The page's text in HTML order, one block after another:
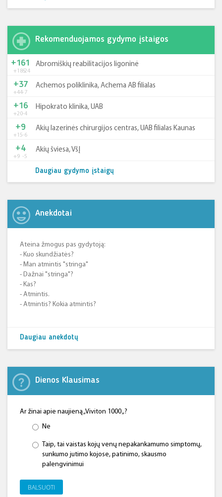
Rekomenduojamos gydymo įstaigos
+185-24
+161 Abromiškių reabilitacijos ligoninė
+44-7
+37 Achemos poliklinika, Achema AB filialas
+20-4
+16 Hipokrato klinika, UAB
+15-6
+9 Akių lazerinės chirurgijos centras, UAB filialas Kaunas
+9 -5
+4 Akių šviesa, VšĮ
Daugiau gydymo įstaigų
Anekdotai
Ateina žmogus pas gydytoją:
- Kuo skundžiatės?
- Man atmintis "stringa"
- Dažnai "stringa"?
- Kas?
- Atmintis.
- Atmintis? Kokia atmintis?
Daugiau anekdotų
Dienos Klausimas
Ar žinai apie naujieną „Viviton 1000 „?
Ne
Taip, tai vaistas kojų venų nepakankamumo simptomų,
sunkumo jutimo kojose, patinimo, skausmo
palengvinimui
BALSUOTI